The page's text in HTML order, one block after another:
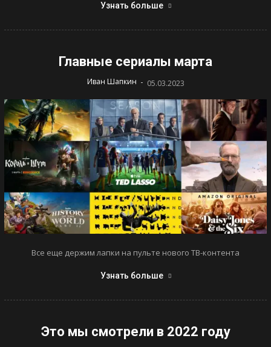
Узнать больше
Главные сериалы марта
Иван Шапкин - 05.03.2023
Все еще держим лапки на пульте нового ТВ-контента
Узнать больше
Это мы смотрели в 2022 году